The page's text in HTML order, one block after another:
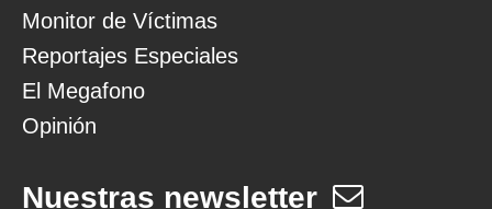
Monitor de Víctimas
Reportajes Especiales
El Megafono
Opinión
Nuestras newsletter